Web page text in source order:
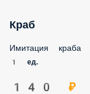
Краб
Имитация краба
1 ед.
140 ₽